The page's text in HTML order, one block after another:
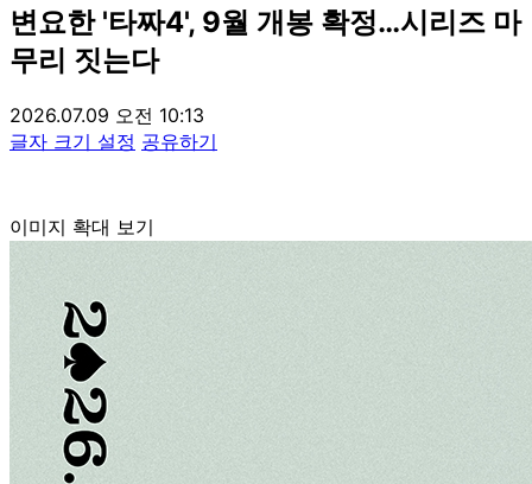
변요한 '타짜4', 9월 개봉 확정…시리즈 마
무리 짓는다
2026.07.09 오전 10:13
글자 크기 설정 공유하기
이미지 확대 보기